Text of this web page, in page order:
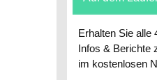
Erhalten Sie alle
Infos & Berichte
im kostenlosen